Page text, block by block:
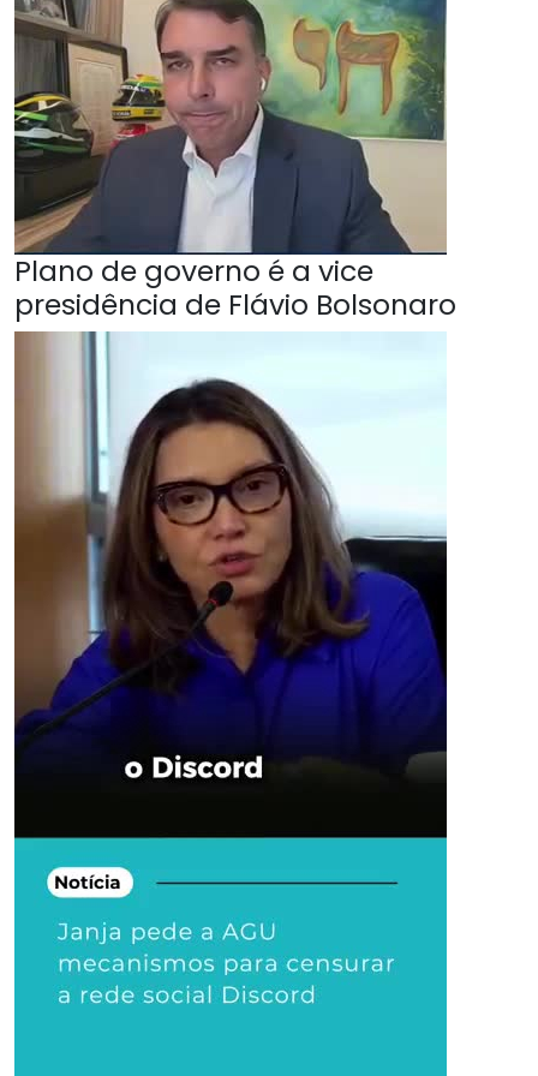
Plano de governo é a vice
presidência de Flávio Bolsonaro